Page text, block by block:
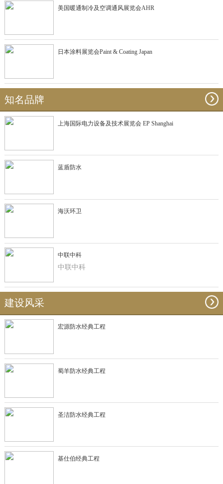
美国暖通制冷及空调通风展览会AHR
日本涂料展览会Paint & Coating Japan
知名品牌
上海国际电力设备及技术展览会 EP Shanghai
蓝盾防水
海沃环卫
中联中科
中联中科
建设风采
宏源防水经典工程
蜀羊防水经典工程
圣洁防水经典工程
基仕伯经典工程